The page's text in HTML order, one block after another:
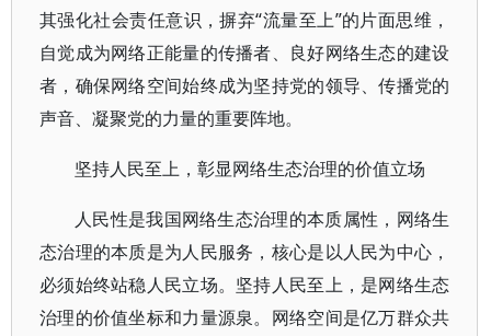
其强化社会责任意识，摒弃“流量至上”的片面思维，
自觉成为网络正能量的传播者、良好网络生态的建设
者，确保网络空间始终成为坚持党的领导、传播党的
声音、凝聚党的力量的重要阵地。
坚持人民至上，彰显网络生态治理的价值立场
人民性是我国网络生态治理的本质属性，网络生
态治理的本质是为人民服务，核心是以人民为中心，
必须始终站稳人民立场。坚持人民至上，是网络生态
治理的价值坐标和力量源泉。网络空间是亿万群众共